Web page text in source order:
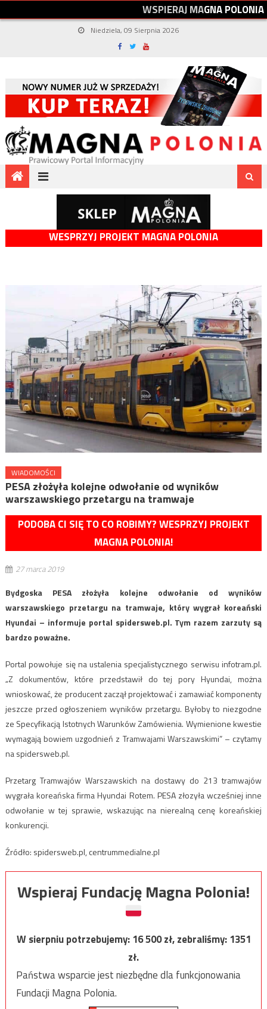
WSPIERAJMAGNAPOLONIA
Niedziela, 09 Sierpnia 2026
WESPRZYJ PROJEKT MAGNA POLONIA
WIADOMOŚCI
PESA złożyła kolejne odwołanie od wyników
warszawskiego przetargu na tramwaje
PODOBA CI SIĘ TO CO ROBIMY? WESPRZYJ PROJEKT
MAGNA POLONIA!
27 marca 2019
Bydgoska PESA złożyła kolejne odwołanie od wyników
warszawskiego przetargu na tramwaje, który wygrał koreański
Hyundai – informuje portal spidersweb.pl. Tym razem zarzuty są
bardzo poważne.
Portal powołuje się na ustalenia specjalistycznego serwisu infotram.pl.
„Z dokumentów, które przedstawił do tej pory Hyundai, można
wnioskować, że producent zaczął projektować i zamawiać komponenty
jeszcze przed ogłoszeniem wyników przetargu. Byłoby to niezgodne
ze Specyfikacją Istotnych Warunków Zamówienia. Wymienione kwestie
wymagają bowiem uzgodnień z Tramwajami Warszawskimi” – czytamy
na spidersweb.pl.
Przetarg Tramwajów Warszawskich na dostawy do 213 tramwajów
wygrała koreańska firma Hyundai Rotem. PESA złozyła wcześniej inne
odwołanie w tej sprawie, wskazując na nierealną cenę koreańskiej
konkurencji.
Źródło: spidersweb.pl, centrummedialne.pl
Wspieraj Fundację Magna Polonia!
W sierpniu potrzebujemy:16 500zł, zebraliśmy:1351
zł.
Państwa wsparcie jest niezbędne dla funkcjonowania
Fundacji Magna Polonia.